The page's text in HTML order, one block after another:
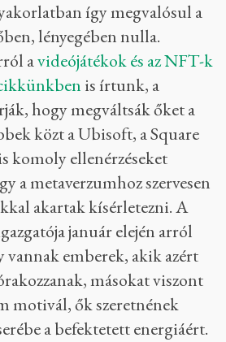
így megvalósul a
lényegében nulla.
avideójátékok és az NFT-k
is írtunk, a
hogy megváltsák őket a
közt a Ubisoft, a Square
komoly ellenérzéseket
a metaverzumhoz szervesen
akartak kísérletezni. A
január elején arról
emberek, akik azért
másokat viszont
motivál, ők szeretnének
a befektetett energiáért.